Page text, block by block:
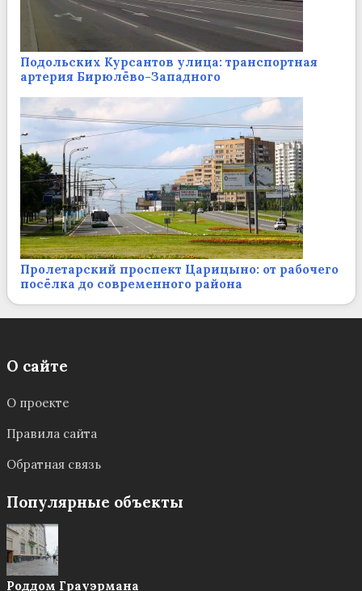
Подольских Курсантов улица: транспортная
артерия Бирюлёво-Западного
Пролетарский проспект Царицыно: от рабочего
посёлка до современного района
О сайте
О проекте
Правила сайта
Обратная связь
Популярные объекты
Роддом Грауэрмана